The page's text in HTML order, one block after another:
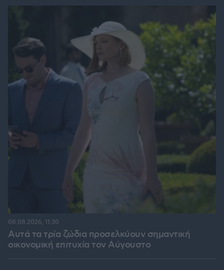
Αυτά τα τρία ζώδια προσελκύουν σημαντική
οικονομική επιτυχία τον Αύγουστο
08.08.2026, 11:30